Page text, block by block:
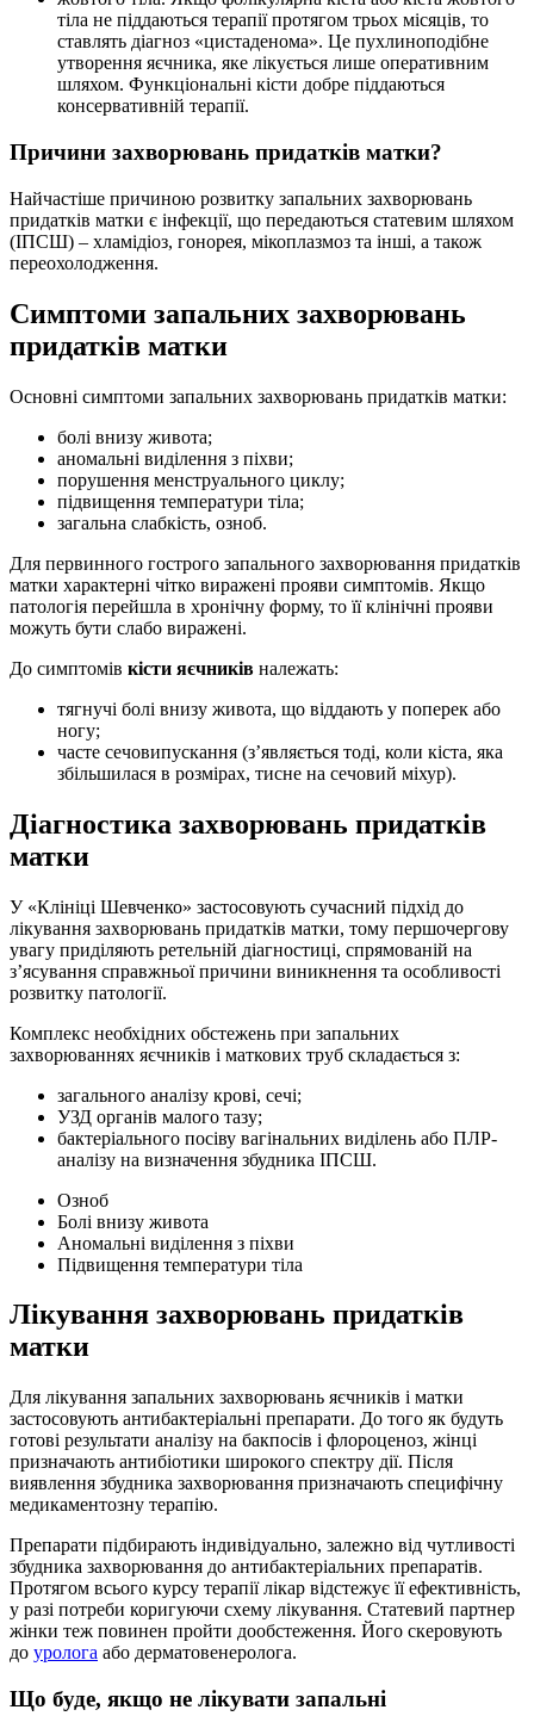
тіла не піддаються терапії протягом трьох місяців, то
ставлять діагноз «цистаденома». Це пухлиноподібне
утворення яєчника, яке лікується лише оперативним
шляхом. Функціональні кісти добре піддаються
консервативній терапії.
Причини захворювань придатків матки?
Найчастіше причиною розвитку запальних захворювань
придатків матки є інфекції, що передаються статевим шляхом
(ІПСШ) – хламідіоз, гонорея, мікоплазмоз та інші, а також
переохолодження.
Симптоми запальних захворювань
придатків матки
Основні симптоми запальних захворювань придатків матки:
болі внизу живота;
аномальні виділення з піхви;
порушення менструального циклу;
підвищення температури тіла;
загальна слабкість, озноб.
Для первинного гострого запального захворювання придатків
матки характерні чітко виражені прояви симптомів. Якщо
патологія перейшла в хронічну форму, то її клінічні прояви
можуть бути слабо виражені.
До симптомів кісти яєчників належать:
тягнучі болі внизу живота, що віддають у поперек або
ногу;
часте сечовипускання (з’являється тоді, коли кіста, яка
збільшилася в розмірах, тисне на сечовий міхур).
Діагностика захворювань придатків
матки
У «Клініці Шевченко» застосовують сучасний підхід до
лікування захворювань придатків матки, тому першочергову
увагу приділяють ретельній діагностиці, спрямованій на
з’ясування справжньої причини виникнення та особливості
розвитку патології.
Комплекс необхідних обстежень при запальних
захворюваннях яєчників і маткових труб складається з:
загального аналізу крові, сечі;
УЗД органів малого тазу;
бактеріального посіву вагінальних виділень або ПЛР-
аналізу на визначення збудника ІПСШ.
Озноб
Болі внизу живота
Аномальні виділення з піхви
Підвищення температури тіла
Лікування захворювань придатків
матки
Для лікування запальних захворювань яєчників і матки
застосовують антибактеріальні препарати. До того як будуть
готові результати аналізу на бакпосів і флороценоз, жінці
призначають антибіотики широкого спектру дії. Після
виявлення збудника захворювання призначають специфічну
медикаментозну терапію.
Препарати підбирають індивідуально, залежно від чутливості
збудника захворювання до антибактеріальних препаратів.
Протягом всього курсу терапії лікар відстежує її ефективність,
у разі потреби коригуючи схему лікування. Статевий партнер
жінки теж повинен пройти дообстеження. Його скеровують
до уролога або дерматовенеролога.
Що буде, якщо не лікувати запальні